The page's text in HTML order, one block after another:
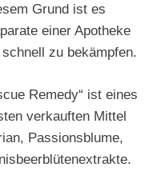
Grund ist es
einer Apotheke
zu bekämpfen.
Remedy“ ist eines
verkauften Mittel
Passionsblume,